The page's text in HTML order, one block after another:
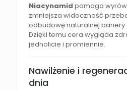
Niacynamid pomaga
zmniejsza widoczność
odbudowę naturalnej bariery
Dzięki temu cera wygląda
jednolicie i promiennie.
Nawilżenie i
dnia